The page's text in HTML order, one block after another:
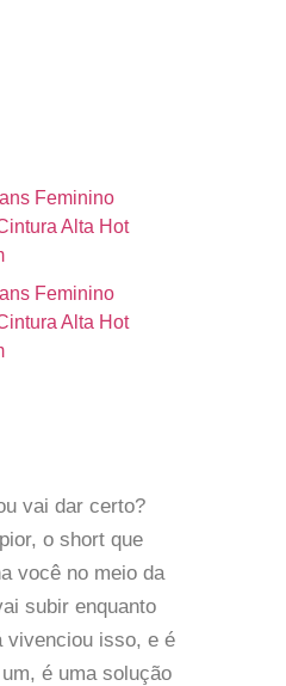
vai dar certo?
o short que
você no meio da
subir enquanto
vivenciou isso, e é
é uma solução